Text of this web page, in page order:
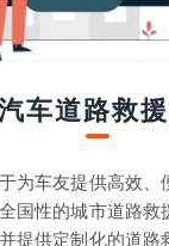
车道路救
为车友提供高效、
国性的城市道路救
提供定制化的道路